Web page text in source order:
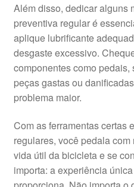
Além disso, dedicar alguns
preventiva regular é
aplique lubrificante
desgaste excessivo.
componentes como
peças gastas ou
problema maior.
Com as ferramentas certas
regulares, você pedala
vida útil da bicicleta e se
importa: a experiência